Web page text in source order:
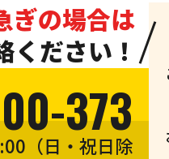
ぎの場合は
ください！
373
（日・祝日除